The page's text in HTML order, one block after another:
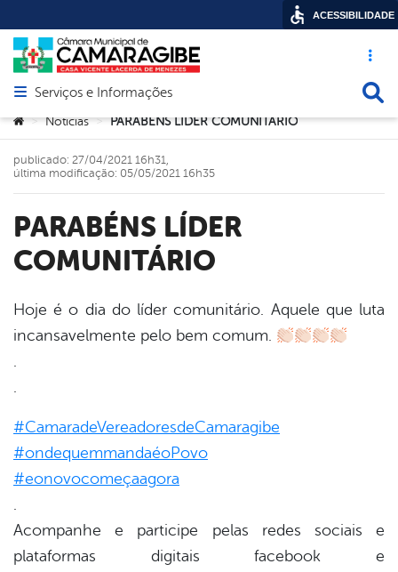
Acesso
Abrir menu principal de navegação
Serviços e Informações
Você está aqui:
> Noticias > PARABÉNS LÍDER COMUNITÁRIO
PARABÉNS LÍDER
COMUNITÁRIO
publicado: 27/04/2021 16h31,
última modificação: 05/05/2021 16h35
Hoje é o dia do líder comunitário. Aquele que luta
incansavelmente pelo bem comum.
.
.
#CamaradeVereadoresdeCamaragibe
#ondequemmandaéoPovo
#eonovocomeçaagora
.
Acompanhe e participe pelas redes sociais e
plataformas digitais facebook e
ACESSIBILIDADE